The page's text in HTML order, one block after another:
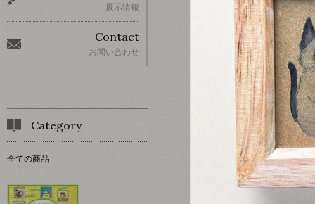
展示情報
Contact
お問い合わせ
Category
全ての商品